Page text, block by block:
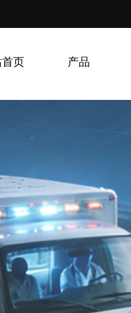
首页 产品